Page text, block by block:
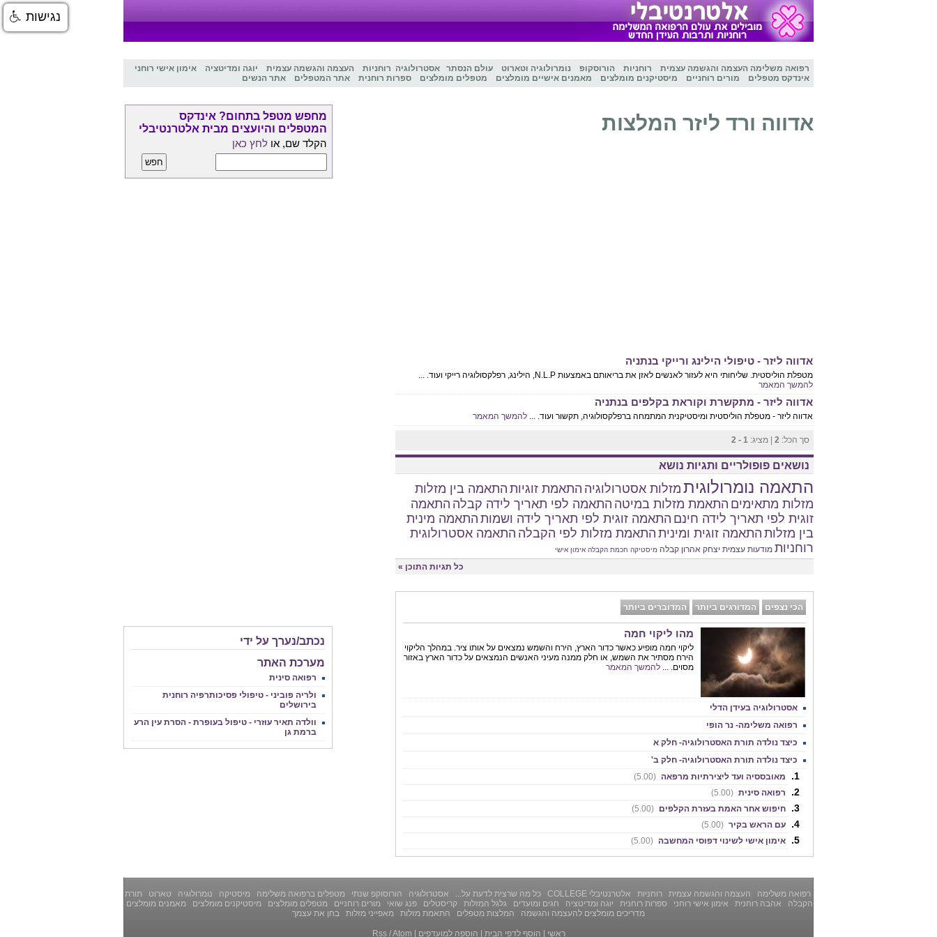
רפואה משלימה העצמה והגשמה עצמית רוחניות הורוסקופ נומרולוגיה וטארוט עולם הנסתר אסטרולוגיה רוחניות העצמה והגשמה עצמית יוגה ומדיטציה
אימון אישי רוחני
אינדקס מטפלים
מורים רוחניים מיסטיקנים מומלצים מאמנים אישיים מומלצים מטפלים מומלצים ספרות רוחנית אתר המטפלים אתר הנשים
אדווה ורד ליזר המלצות
אדווה ליזר - טיפולי הילינג ורייקי בנתניה
מטפלת הוליסטית. שליחותי היא לעזור לאנשים לאזן את בריאותם באמצעות N.L.P, הילינג, רפלקסולוגיה רייקי ועוד. ...
להמשך המאמר
אדווה ליזר - מתקשרת וקוראת בקלפים בנתניה
אדווה ליזר - מטפלת הוליסטית ומיסטיקנית המתמחה ברפלקסולוגיה, תקשור ועוד. ... להמשך המאמר
סך הכל: 2 | מציג: 1 - 2
נושאים פופולריים ותגיות נושא
התאמה נומרולוגית מזלות אסטרולוגיה התאמת זוגיות התאמה בין מזלות
מזלות מתאימים התאמת מזלות במיטה התאמה לפי תאריך לידה קבלה התאמה
זוגית לפי תאריך לידה חינם התאמה זוגית לפי תאריך לידה ושמות התאמה מינית
בין מזלות התאמה זוגית ומינית התאמת מזלות לפי הקבלה התאמה אסטרולוגית
רוחניות מודעות עצמית יצחק אהרון קבלה מיסטיקה חכמת הקבלה אימון אישי
כל תגיות התוכן »
הכי נצפים המדורגים ביותר המדוברים ביותר
מהו ליקוי חמה
ליקוי חמה מופיע כאשר כדור הארץ, הירח והשמש נמצאים על אותו ציר. במהלך הליקוי
הירח מסתיר את השמש, או חלק ממנה מעיני האנשים הנמצאים על כדור הארץ באזור
מסוים. ... להמשך המאמר
אסטרולוגיה בעידן הדלי
רפואה משלימה- נר הופי
כיצד נולדה תורת האסטרולוגיה- חלק א
כיצד נולדה תורת האסטרולוגיה- חלק ב'
מאובססיה ועד ליצירתיות מרפאה (5.00)
רפואה סינית (5.00)
חיפוש אחר האמת בעזרת הקלפים (5.00)
עם הראש בקיר (5.00)
אימון אישי לשינוי דפוסי המחשבה (5.00)
מחפש מטפל בתחום? אינדקס
המטפלים והיועצים מבית אלטרנטיבלי
הקלד שם, או לחץ כאן
נכתב/נערך על ידי
מערכת האתר
רפואה סינית
ולריה פוביני - טיפולי פסיכותרפיה רוחנית
בירושלים
וולדה תאיר עוזרי - טיפול בעופרת - הסרת עין הרע
ברמת גן
רפואה משלימה העצמה והגשמה עצמית רוחניות אלטרנטיבלי COLLEGE כל מה שרצית לדעת על... אסטרולוגיה הורוסוקפ שנתי מטפלים ברפואה משלימה מיסטיקה נומרולוגיה טארוט
תורת
הקבלה
אהבה רוחנית אימון אישי רוחני ספרות רוחנית יוגה ומדיטציה חגים ומועדים גלגל המזלות קריסטלים פנג שואי מורים רוחניים מטפלים מומלצים מיסטיקנים מומלצים
מאמנים מומלצים
מדריכים מומלצים להעצמה והגשמה
המלצות מטפלים התאמת מזלות מאפייני מזלות בחן את עצמך
ראשי הוסף לדפי הבית הוספה למועדפים Rss/Atom
נגישות